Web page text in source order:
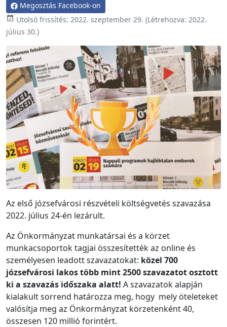
Megosztás Facebook-on
 Utolsó frissítés: 2022. szeptember 29. (Létrehozva: 2022.
július 30.)
Az első józsefvárosi részvételi költségvetés szavazása
2022. július 24-én lezárult.
Az Önkormányzat munkatársai és a körzet
munkacsoportok tagjai összesítették az online és
személyesen leadott szavazatokat: közel 700
józsefvárosi lakos több mint 2500 szavazatot osztott
ki a szavazás időszaka alatt! A szavazatok alapján
kialakult sorrend határozza meg, hogy mely öteleteket
valósítja meg az Önkormányzat körzetenként 40,
összesen 120 millió forintért.